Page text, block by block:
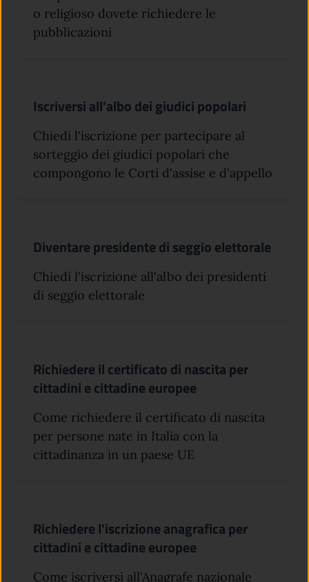
o religioso dovete richiedere le
pubblicazioni
Iscriversi all'albo dei giudici popolari
Chiedi l'iscrizione per partecipare al
sorteggio dei giudici popolari che
compongono le Corti d'assise e d'appello
Diventare presidente di seggio elettorale
Chiedi l'iscrizione all'albo dei presidenti
di seggio elettorale
Richiedere il certificato di nascita per
cittadini e cittadine europee
Come richiedere il certificato di nascita
per persone nate in Italia con la
cittadinanza in un paese UE
Richiedere l'iscrizione anagrafica per
cittadini e cittadine europee
Come iscriversi all'Anagrafe nazionale